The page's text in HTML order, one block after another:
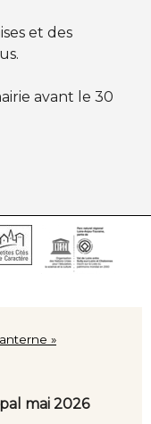
et des
avant le 30
»
mai 2026